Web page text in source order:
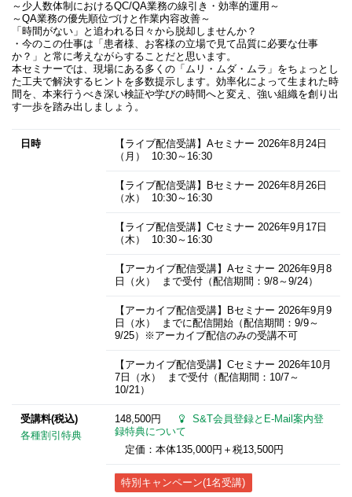
～少人数体制におけるQC/QA業務の線引き・効率的運用～
～QA業務の優先順位づけと作業内容改善～
「時間がない」と追われる日々から脱却しませんか？
・今のこの仕事は「患者様、お客様の立場で見て品質に必要な仕事
か？」と常に考えながらすることだと思います。
本セミナーでは、現場にある多くの「ムリ・ムダ・ムラ」をちょっとし
た工夫で解決するヒントを多数提示します。効率化によって生まれた時
間を、本来行うべき深い検証や学びの時間へと変え、強い組織を創り出
す一歩を踏み出しましょう。
日時 【ライブ配信受講】Aセミナー 2026年8月24日
（月） 10:30～16:30
【ライブ配信受講】Bセミナー 2026年8月26日
（水） 10:30～16:30
【ライブ配信受講】Cセミナー 2026年9月17日
（木） 10:30～16:30
【アーカイブ配信受講】Aセミナー 2026年9月8
日
（火） まで受付（配信期間：9/8～9/24）
【アーカイブ配信受講】Bセミナー 2026年9月9
日
（水） までに配信開始（配信期間：9/9～
9/25）※アーカイブ配信のみの受講不可
【アーカイブ配信受講】Cセミナー 2026年10月
7日
（水） まで受付（配信期間：10/7～
10/21）
受講料(税込)
各種割引特典
148,500円
S&T会員登録とE-Mail案内登
録特典について
定価：本体135,000円＋税13,500円
特別キャンペーン(1名受講)